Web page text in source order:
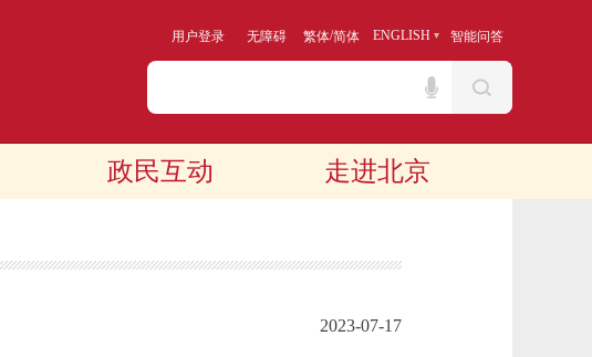
用户登录 无障碍 繁体/简体 ENGLISH 智能问答
政民互动 走进北京
2023-07-17